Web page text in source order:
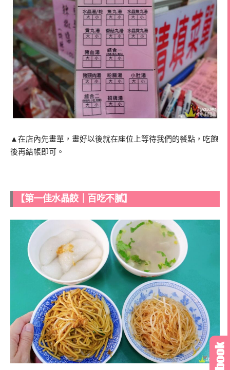
▲在店內先畫單，畫好以後就在座位上等待我們的餐點，吃飽
後再結帳即可。
【第一佳水晶餃｜百吃不膩】